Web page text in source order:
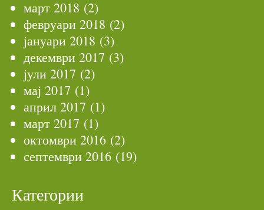
март 2018 (2)
февруари 2018 (2)
јануари 2018 (3)
декември 2017 (3)
јули 2017 (2)
мај 2017 (1)
април 2017 (1)
март 2017 (1)
октомври 2016 (2)
септември 2016 (19)
Категории